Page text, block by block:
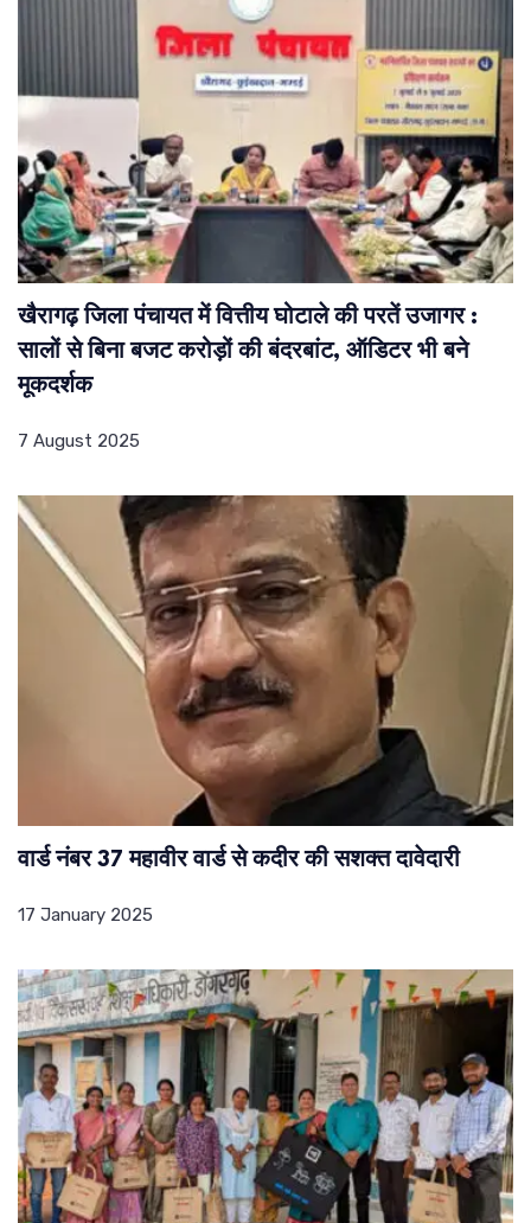
खैरागढ़ जिला पंचायत में वित्तीय घोटाले की परतें उजागर :
सालों से बिना बजट करोड़ों की बंदरबांट, ऑडिटर भी बने
मूकदर्शक
7 August 2025
वार्ड नंबर 37 महावीर वार्ड से कदीर की सशक्त दावेदारी
17 January 2025